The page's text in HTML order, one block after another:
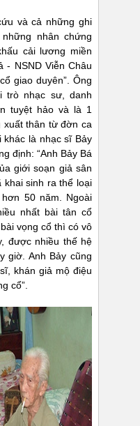
và cả những ghi
nhân chứng
cải lương miền
- NSND Viễn Châu
giao duyên”. Ông
trò nhạc sư, danh
tuyệt hảo và là 1
xuất thân từ đờn ca
là nhạc sĩ Bảy
định: “Anh Bảy Bá
giới soạn giả sân
khai sinh ra thể loại
50 năm. Ngoài
nhất bài tân cổ
vọng cổ thì có vô
được nhiều thế hệ
giờ. Anh Bảy cũng
khán giả mộ điệu
cổ”.